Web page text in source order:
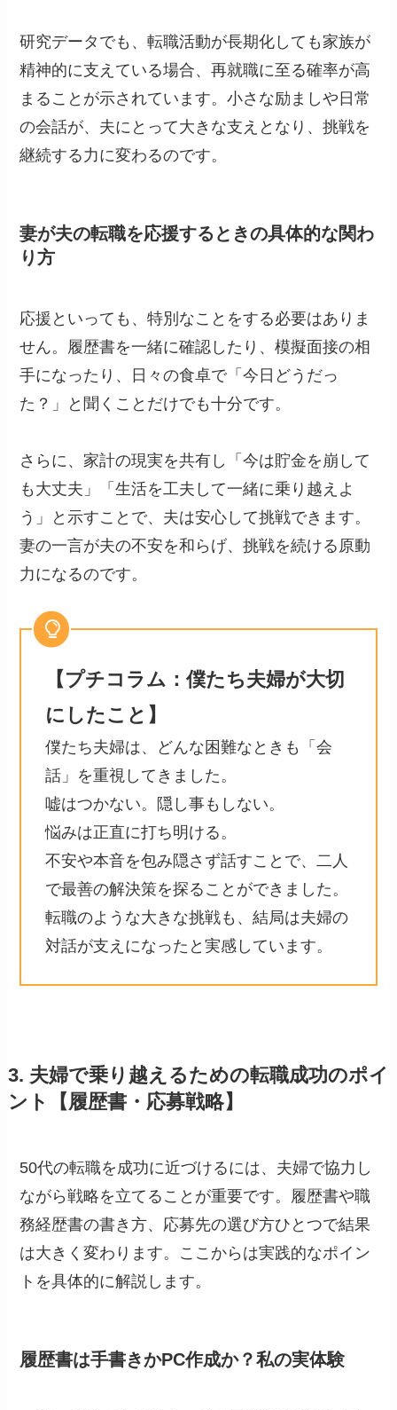
研究データでも、転職活動が長期化しても家族が
精神的に支えている場合、再就職に至る確率が高
まることが示されています。小さな励ましや日常
の会話が、夫にとって大きな支えとなり、挑戦を
継続する力に変わるのです。
妻が夫の転職を応援するときの具体的な関わ
り方
応援といっても、特別なことをする必要はありま
せん。履歴書を一緒に確認したり、模擬面接の相
手になったり、日々の食卓で「今日どうだっ
た？」と聞くことだけでも十分です。
さらに、家計の現実を共有し「今は貯金を崩して
も大丈夫」「生活を工夫して一緒に乗り越えよ
う」と示すことで、夫は安心して挑戦できます。
妻の一言が夫の不安を和らげ、挑戦を続ける原動
力になるのです。
【プチコラム：僕たち夫婦が大切
にしたこと】
僕たち夫婦は、どんな困難なときも「会
話」を重視してきました。
嘘はつかない。隠し事もしない。
悩みは正直に打ち明ける。
不安や本音を包み隠さず話すことで、二人
で最善の解決策を探ることができました。
転職のような大きな挑戦も、結局は夫婦の
対話が支えになったと実感しています。
3. 夫婦で乗り越えるための転職成功のポイ
ント【履歴書・応募戦略】
50代の転職を成功に近づけるには、夫婦で協力し
ながら戦略を立てることが重要です。履歴書や職
務経歴書の書き方、応募先の選び方ひとつで結果
は大きく変わります。ここからは実践的なポイン
トを具体的に解説します。
履歴書は手書きかPC作成か？私の実体験